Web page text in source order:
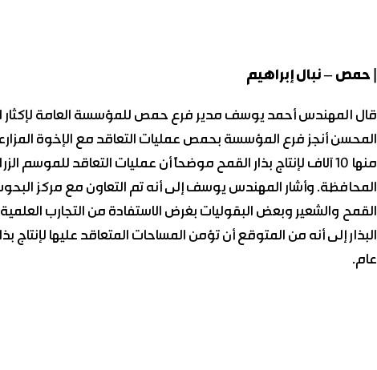
| حمص – نبال إبراهيم
قال المهندس أحمد يوسف مدير فرع حمص للمؤسسة العامة لإكثار
منها 10 آلاف لإنتاج بذار القمح موضحاً أن عمليات التعاقد
المحافظة. وأشار المهندس يوسف إلى أنه تم التعاون مع مركز البحوث
القمح والشعير وبعض البقوليات بغرض الاستفادة من التجارب
البذار إلى أنه من المتوقع أن تؤمن المساحات المتعاقد عليها لإنتاج
عام.